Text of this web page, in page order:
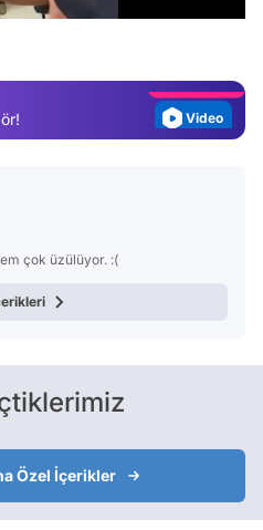
Video
çok üzülüyor. :(
Özel İçerikler